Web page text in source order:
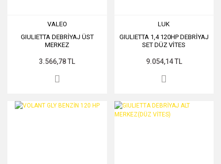
VALEO
GIULIETTA DEBRİYAJ ÜST
MERKEZ
3.566,78 TL
LUK
GIULIETTA 1,4 120HP DEBRİYAJ
SET DÜZ VİTES
9.054,14 TL